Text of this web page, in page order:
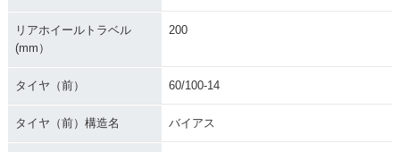
リアホイールトラベル
(mm）
200
タイヤ（前） 60/100-14
タイヤ（前）構造名 バイアス